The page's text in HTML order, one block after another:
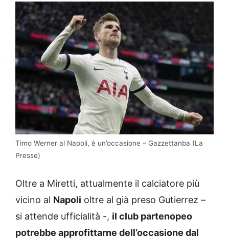
Timo Werner al Napoli, è un’occasione – Gazzettanba (La
Presse)
Oltre a Miretti, attualmente il calciatore più
vicino al Napoli oltre al già preso Gutierrez –
si attende ufficialità -, il club partenopeo
potrebbe approfittarne dell’occasione dal